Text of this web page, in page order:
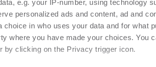
e.g. your IP-number, using technology
personalized ads and content, ad and
in who uses your data and for what
where you have made your choices. You
by clicking on the Privacy trigger icon.